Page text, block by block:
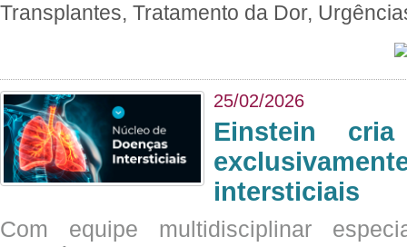
Transplantes, Tratamento da Dor,
25/02/2026
Einstein
intersticiais
Com equipe multidisciplinar